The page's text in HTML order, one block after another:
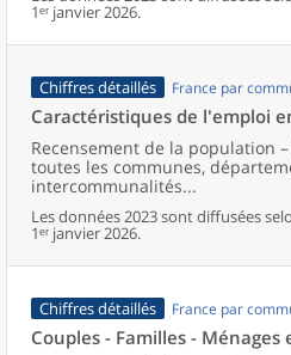
1ᵉʳ janvier 2026.
Chiffres détaillés France par
Caractéristiques de l'emploi
Recensement de la population
toutes les communes,
intercommunalités...
Les données 2023 sont diffusées
1ᵉʳ janvier 2026.
Chiffres détaillés France par
Couples - Familles - Ménages